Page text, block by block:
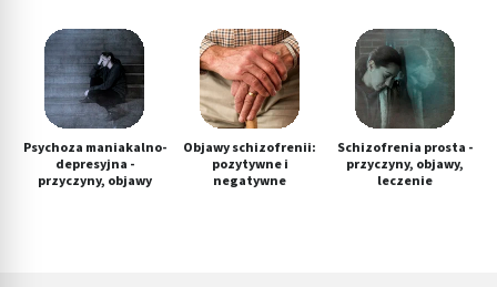
Psychoza maniakalno-
depresyjna -
przyczyny, objawy
Objawy schizofrenii:
pozytywne i
negatywne
Schizofrenia prosta -
przyczyny, objawy,
leczenie